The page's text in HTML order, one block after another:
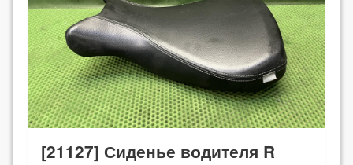
[21127] Сиденье водителя R